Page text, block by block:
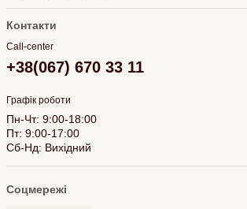
Контакти
Call-center
+38(067) 670 33 11
Графік роботи
Пн-Чт: 9:00-18:00
Пт: 9:00-17:00
Сб-Нд: Вихідний
Соцмережі